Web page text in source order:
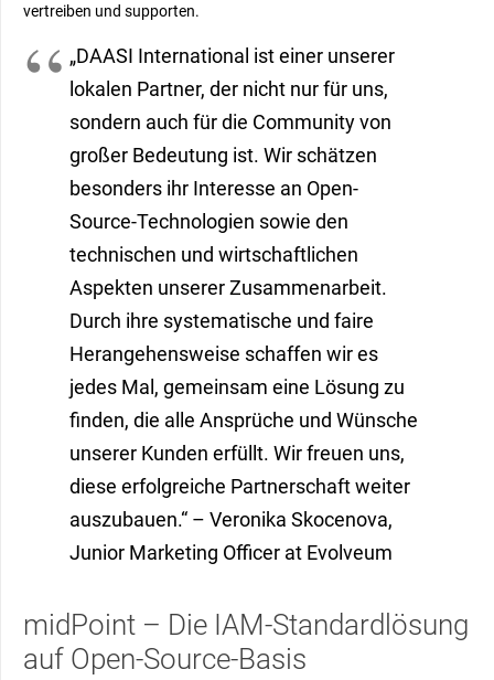
vertreiben und supporten.
„DAASI International ist einer unserer
lokalen Partner, der nicht nur für uns,
sondern auch für die Community von
großer Bedeutung ist. Wir schätzen
besonders ihr Interesse an Open-
Source-Technologien sowie den
technischen und wirtschaftlichen
Aspekten unserer Zusammenarbeit.
Durch ihre systematische und faire
Herangehensweise schaffen wir es
jedes Mal, gemeinsam eine Lösung zu
finden, die alle Ansprüche und Wünsche
unserer Kunden erfüllt. Wir freuen uns,
diese erfolgreiche Partnerschaft weiter
auszubauen.“ – Veronika Skocenova,
Junior Marketing Officer at Evolveum
midPoint – Die IAM-Standardlösung
auf Open-Source-Basis